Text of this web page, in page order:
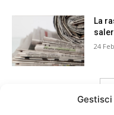
Gestisci
La
24